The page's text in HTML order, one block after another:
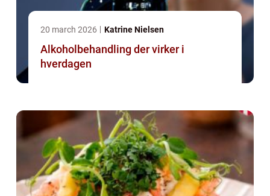
20 march 2026 Katrine Nielsen
Alkoholbehandling der virker i
hverdagen